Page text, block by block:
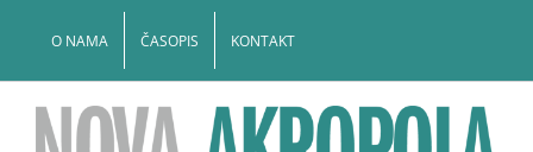
O NAMA ČASOPIS KONTAKT